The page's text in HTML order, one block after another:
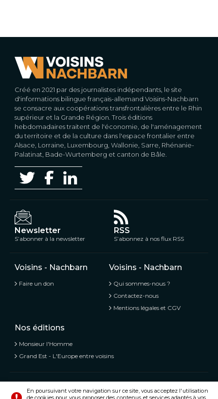
Créé en 2021 par des journalistes indépendants, le site
d'informations bilingue français-allemand Voisins-Nachbarn
se consacre aux coopérations transfrontalières entre le Rhin
supérieur et la Grande Région. Trois éditions
hebdomadaires traitent de l'économie, de l'aménagement
du territoire et de la culture dans l'espace frontalier entre
Alsace, Lorraine, Luxembourg, Wallonie, Sarre, Rhénanie-
Palatinat, Bade-Wurtemberg et canton de Bâle.
Newsletter
S’abonner à la newsletter
RSS
S’abonnez à nos flux RSS
Voisins - Nachbarn
Faire un don
Voisins - Nachbarn
Qui sommes-nous ?
Contactez-nous
Mentions légales et CGV
Nos éditions
Monsieur l'Homme
Grand Est - L'Europe entre voisins
Voisins - Nachbarn, L’information libre et mitoyenne
En poursuivant votre navigation sur ce site, vous acceptez l'utilisation
de cookies pour vous proposer des contenus et services adaptés à vos